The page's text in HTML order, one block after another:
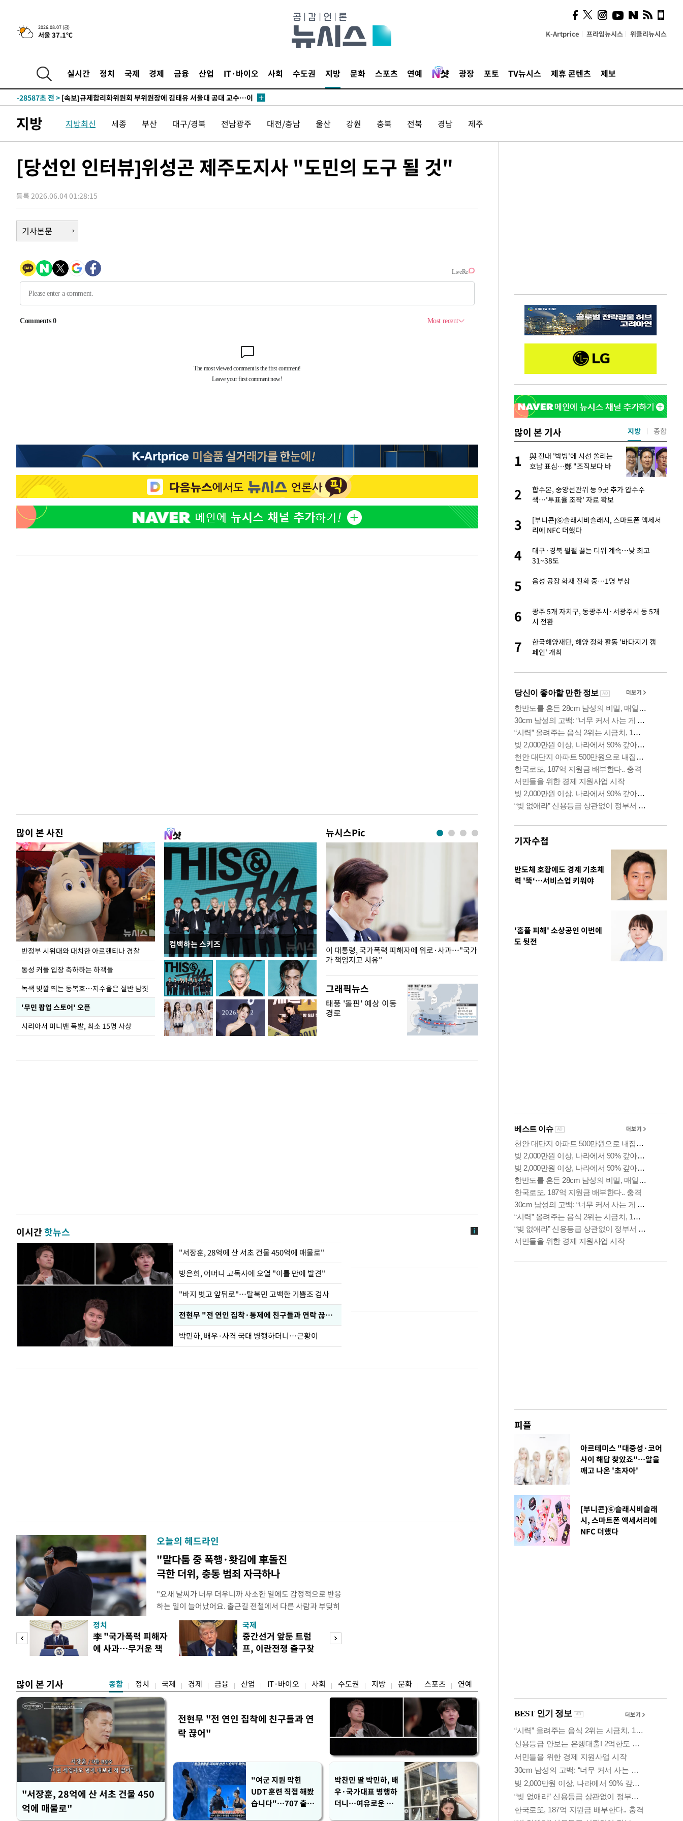
2026.08.07 (금)
서울 37.1℃ K-Artprice 프라임뉴시스 위클리뉴시스
실시간 정치 국제 경제 금융 산업 IT·바이오 사회 수도권 지방 문화 스포츠 연예 광장 포토 TV뉴시스 제휴 콘텐츠 제보
-1666초 전 >이란, 호르무즈서 "적국 목표물들"과 대치로 남부 케슘섬에서 두차
례 큰 폭발음
-30721초 전 > [속보]종합특검, '계엄 수용공간 확보' 신용해 前교정본부장 기소
-29565초 전 >
11시간 압수수색에 성접대 파문까지…'쑥대밭' 된 축구협회
-28587초 전 >
병태 후임
-24945초 전 > [속보]국힘 윤리위, '돌려차기 발언' 진종오·서범수 징계 절차 개시
25.3%↑
-17430초 전 >
[속보]'채상병 순직 책임' 임성근, 항소심도 징역 3년
-17296초 전 >[속보]종합특검, '관저이전 봐주기 감사' 유병호 구속기소
-13146초 전 > [속보]'300억원대 사기 혐의' 차가원 대표 구속 송치
-10853초 전 >[속보]경찰·노동부, HL만도 평택사업장 끼임 사망 관련 압수수색
-10734초 전 >[속보]합수본, '투표율 허위 입력' 중앙·서울·경기도 선관위 등 9곳
압수수색
-10489초 전 >
-10285초 전 >[속보]삼성전자·SK하이닉스 동반 강보합…1%대 상승 출발
-10239초 전 >[속보]코스피, 6300선 재탈환…1.09% 오른 6365.07 개장
-7404초 전 >시리아 다마스쿠스 교외에서 미니버스 폭발.. 14명 부상, 3명은 중태
-6702초 전 >입추에도 극한더위…서울 낮 39도 '폭염중대경보'
례 큰 폭발음
-30721초 전 >
[속보]규제합리화위원회 부위원장에 김태유 서울대 공대 교수…이
[속보]국힘 윤리위, '돌려차기 발언' 진종오·서범수 징계 절차 개시
-13146초 전 >
[속보]'300억원대 사기 혐의' 차가원 대표 구속 송치
-12340초 전 >"미 전국적 살모네라 식중독 원인은 멕시코산 할라피뇨"-- CDC
-10853초 전 >
[속보]경찰·노동부, HL만도 평택사업장 끼임 사망 관련 압수수색
-10734초 전 >[속보]합수본, '투표율 허위 입력' 중앙·서울·경기도 선관위 등 9곳
압수수색
-10489초 전 >
[속보]원·달러 환율, 오전 9시 1423.8원
-10285초 전 >
[속보]삼성전자·SK하이닉스 동반 강보합…1%대 상승 출발
-10239초 전 >[속보]코스피, 6300선 재탈환…1.09% 오른 6365.07 개장
지방 지방최신 세종 부산 대구/경북 전남광주 대전/충남 울산 강원 충북 전북 경남 제주
[당선인 인터뷰]위성곤 제주도지사 "도민의 도구 될 것"
등록 2026.06.04 01:28:15
기사본문
많이 본 사진
반정부 시위대와 대치한 아르헨티나 경찰
동성 커플 입장 축하하는 하객들
녹색 빛깔 띄는 동복호…저수율은 절반 남짓
'무민 팝업 스토어' 오픈
시리아서 미니밴 폭발, 최소 15명 사상
컴백하는 스키즈
뉴시스Pic
지석천 뒤덮은 개구리밥
이 대통령, 국가폭력 피해자에 위로·사과…"국가
가 책임지고 치유"
오세훈 서울시
환경 점검
그래픽뉴스
태풍 '돌핀' 예상 이동
경로
이시간핫뉴스
"서장훈, 28억에 산 서초 건물 450억에 매물로"
방은희, 어머니 고독사에 오열 "이틀 만에 발견"
"바지 벗고 앞뒤로"…탈북민 고백한 기쁨조 검사
전현무 "전 연인 집착·통제에 친구들과 연락 끊겨"
박민하, 배우·사격 국대 병행하더니…근황이
오늘의 헤드라인
"말다툼 중 폭행·홧김에 車돌진
극한 더위, 충동 범죄 자극하나
"요새 날씨가 너무 더우니까 사소한 일에도 감정적으로 반응
하는 일이 늘어났어요. 출근길 전철에서 다른 사람과 부딪히
거나, 누가 길을 막고 서 있으면 짜증이 확 올라오더라고요."
(40대 직장인 A씨) 유례없는 폭염이 이어지면서 사소한 자극
에도 쉽게 짜증을 내거나 감정적으로 반응하는 사람이 늘고
있다. 높은 기온과 습도가 불쾌감과 공격성을 높이는 데다
정치
李 "국가폭력 피해자
에 사과…무거운 책
국제
중간선거 앞둔 트럼
프, 이란전쟁 출구찾
많이 본 기사 종합 정치 국제 경제 금융 산업 IT·바이오 사회 수도권 지방 문화 스포츠 연예
"서장훈, 28억에 산 서초 건물 450
억에 매물로"
전현무 "전 연인 집착에 친구들과 연
락 끊어"
"여군 지원 막힌
UDT 훈련 직접 해봤
습니다"…707 출신
박찬민 딸 박민하, 배
우·국가대표 병행하
더니…여유로운 근
많이 본 기사
"서장훈, 28억에 산 서초 건물
450억에 매물로"
2
3
"여군 지원 막힌 UDT 훈련 직접 해봤습니
다"…707 출신 女유튜버 '완벽 소화'
4
1
與 전대 '박빙'에 시선 쏠리는
호남 표심…鄭 "조직보다 바
2
합수본, 중앙선관위 등 9곳 추가 압수수
색…'투표율 조작' 자료 확보
3
[부니콘]⑥슬래시비슬래시, 스마트폰 액세서
리에 NFC 더했다
4
대구·경북 펄펄 끓는 더위 계속…낮 최고
31~38도
5 음성 공장 화재 진화 중…1명 부상
6
광주 5개 자치구, 동광주시·서광주시 등 5개
시 전환
7
한국해양재단, 해양 정화 활동 '바다지기 캠
페인' 개최
지방 종합
기자수첩
반도체 호황에도 경제 기초체
력 '뚝‘…서비스업 키워야
'홈플 피해' 소상공인 이번에
도 뒷전
피플
아르테미스 "대중성·코어
사이 해답 찾았죠"…알을
깨고 나온 '초자아'
[부니콘]⑥슬래시비슬래
시, 스마트폰 액세서리에
NFC 더했다